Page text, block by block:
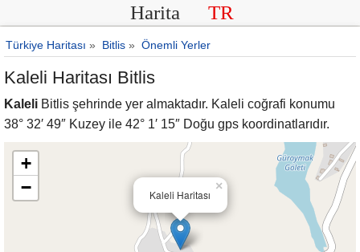
Harita TR
Türkiye Haritası » Bitlis » Önemli Yerler
Kaleli Haritası Bitlis
Kaleli Bitlis şehrinde yer almaktadır. Kaleli coğrafi konumu
38° 32′ 49″ Kuzey ile 42° 1′ 15″ Doğu gps koordinatlarıdır.
Kaleli Haritası
×
+
−